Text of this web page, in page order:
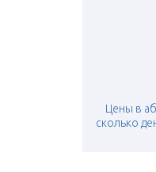
Цены в
сколько